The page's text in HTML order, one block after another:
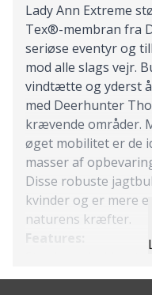
Lady Ann Extreme
Tex®-membran fra
seriøse eventyr og
mod alle slags vejr.
vindtætte og yderst
med Deerhunter
krævende områder.
øget mobilitet er de
masser af
Disse robuste
kvinder og er mere
naturens kræfter.
Features:
4-vejs strækbare